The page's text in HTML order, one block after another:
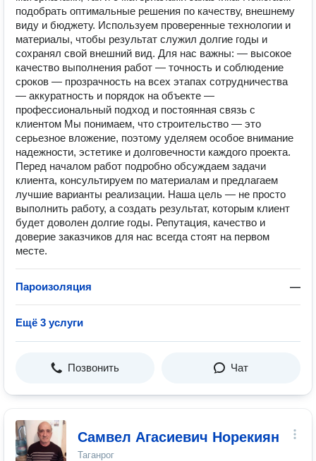
подобрать оптимальные решения по качеству, внешнему
виду и бюджету. Используем проверенные технологии и
материалы, чтобы результат служил долгие годы и
сохранял свой внешний вид. Для нас важны: — высокое
качество выполнения работ — точность и соблюдение
сроков — прозрачность на всех этапах сотрудничества
— аккуратность и порядок на объекте —
профессиональный подход и постоянная связь с
клиентом Мы понимаем, что строительство — это
серьезное вложение, поэтому уделяем особое внимание
надежности, эстетике и долговечности каждого проекта.
Перед началом работ подробно обсуждаем задачи
клиента, консультируем по материалам и предлагаем
лучшие варианты реализации. Наша цель — не просто
выполнить работу, а создать результат, которым клиент
будет доволен долгие годы. Репутация, качество и
доверие заказчиков для нас всегда стоят на первом
месте.
Пароизоляция —
Ещё 3 услуги
Позвонить Чат
Самвел Агасиевич Норекиян
Таганрог